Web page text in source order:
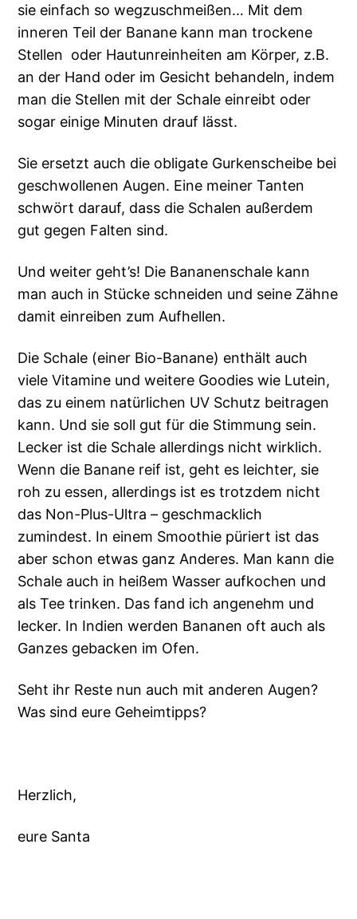
sie einfach so wegzuschmeißen… Mit dem
inneren Teil der Banane kann man trockene
Stellen oder Hautunreinheiten am Körper, z.B.
an der Hand oder im Gesicht behandeln, indem
man die Stellen mit der Schale einreibt oder
sogar einige Minuten drauf lässt.
Sie ersetzt auch die obligate Gurkenscheibe bei
geschwollenen Augen. Eine meiner Tanten
schwört darauf, dass die Schalen außerdem
gut gegen Falten sind.
Und weiter geht’s! Die Bananenschale kann
man auch in Stücke schneiden und seine Zähne
damit einreiben zum Aufhellen.
Die Schale (einer Bio-Banane) enthält auch
viele Vitamine und weitere Goodies wie Lutein,
das zu einem natürlichen UV Schutz beitragen
kann. Und sie soll gut für die Stimmung sein.
Lecker ist die Schale allerdings nicht wirklich.
Wenn die Banane reif ist, geht es leichter, sie
roh zu essen, allerdings ist es trotzdem nicht
das Non-Plus-Ultra – geschmacklich
zumindest. In einem Smoothie püriert ist das
aber schon etwas ganz Anderes. Man kann die
Schale auch in heißem Wasser aufkochen und
als Tee trinken. Das fand ich angenehm und
lecker. In Indien werden Bananen oft auch als
Ganzes gebacken im Ofen.
Seht ihr Reste nun auch mit anderen Augen?
Was sind eure Geheimtipps?
Herzlich,
eure Santa